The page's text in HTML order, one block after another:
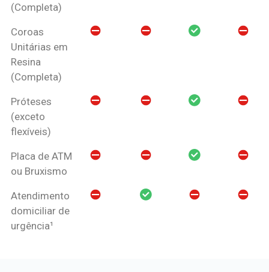
(Completa)
Coroas
Unitárias em
Resina
(Completa)
Próteses
(exceto
flexíveis)
Placa de ATM
ou Bruxismo
Atendimento
domiciliar de
urgência¹